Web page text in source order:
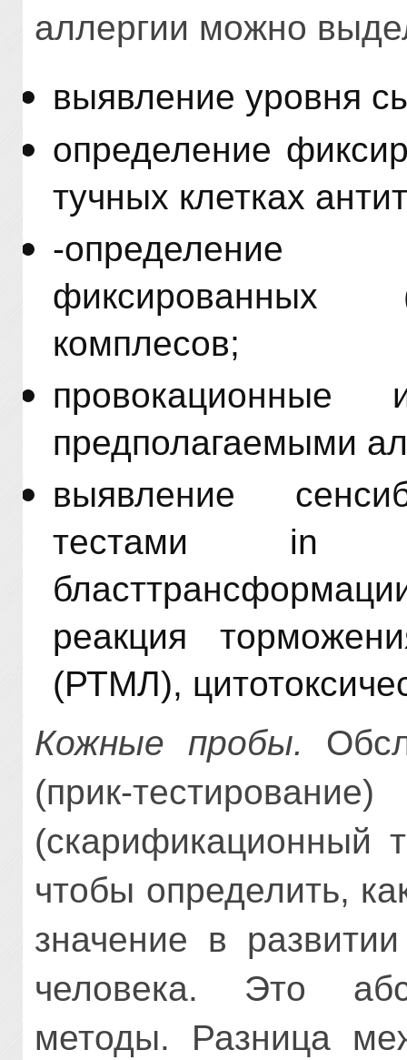
аллергии можно
выявление уровня
определение
тучных клетках
-
фиксированных
комплесов;
предполагаемыми
выявление
тестами in
реакция
(РТМЛ),
Кожные пробы.
(прик-
(скарификационный
чтобы определить,
значение в
человека. Это
методы. Разница